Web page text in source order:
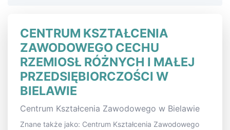
CENTRUM KSZTAŁCENIA
ZAWODOWEGO CECHU
RZEMIOSŁ RÓŻNYCH I MAŁEJ
PRZEDSIĘBIORCZOŚCI W
BIELAWIE
Centrum Kształcenia Zawodowego w Bielawie
Znane także jako: Centrum Kształcenia Zawodowego